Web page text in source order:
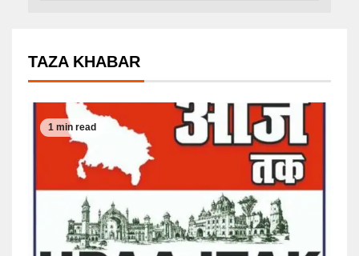
TAZA KHABAR
1 min read